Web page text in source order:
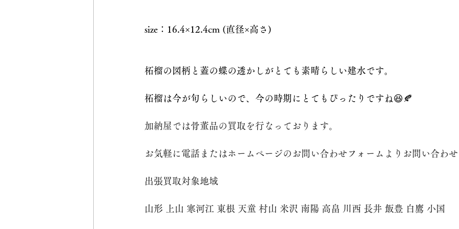
size：16.4×12.4cm (直径×高さ)
柘榴の図柄と蓋の蝶の透かしがとても素晴らしい建水です。
柘榴は今が旬らしいので、今の時期にとてもぴったりですね😆🍂
加納屋では骨董品の買取を行なっております。
お気軽に電話またはホームページのお問い合わせフォームよりお問い合わせ
出張買取対象地域
山形 上山 寒河江 東根 天童 村山 米沢 南陽 高畠 川西 長井 飯豊 白鷹 小国